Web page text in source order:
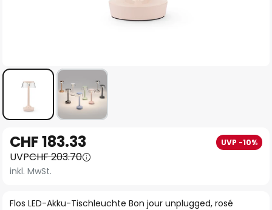
Anfang
der
Bildgalerie
Flos LED-Akku-Tischleuchte Bon jour unplugged, rosé
CHF 183.33 UVP -10%
UVPCHF 203.70
inkl. MwSt.